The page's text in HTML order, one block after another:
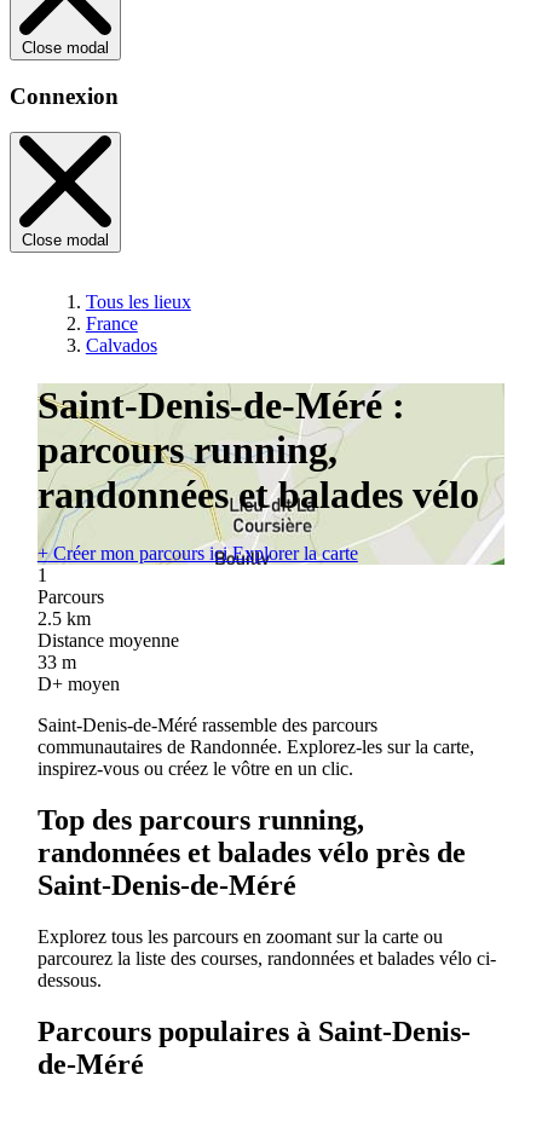
Close modal
Connexion
Close modal
Tous les lieux
France
Calvados
Saint-Denis-de-Méré :
parcours running,
randonnées et balades vélo
+Créer mon parcours iciExplorer la carte
1
Parcours
2.5 km
Distance moyenne
33 m
D+ moyen
Saint-Denis-de-Méré rassemble des parcours
communautaires de Randonnée. Explorez-les sur la carte,
inspirez-vous ou créez le vôtre en un clic.
Top des parcours running,
randonnées et balades vélo près de
Saint-Denis-de-Méré
Explorez tous les parcours en zoomant sur la carte ou
parcourez la liste des courses, randonnées et balades vélo ci-
dessous.
Parcours populaires à Saint-Denis-
de-Méré